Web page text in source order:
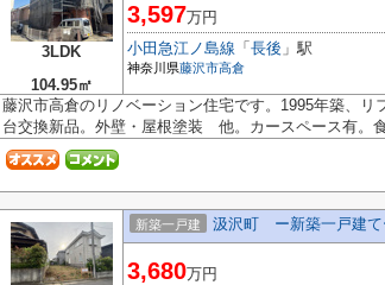
3LDK
104.95㎡
3,597万円
小田急江ノ島線 「 長後 」駅
神奈川県藤沢市高倉
藤沢市高倉のリノベーション住宅です。1995年築、
台交換新品。外壁・屋根塗装 他。カースペース有。
新築一戸建 汲沢町 ー新築一戸建て
3,680万円